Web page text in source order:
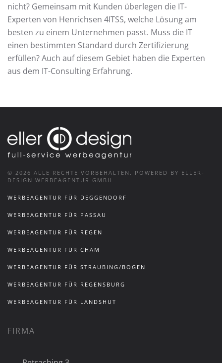
nicht? Gemeinsam mit Kunden überlegen die IT-
Experten von Henrichsen 4ITSS, welche Lösung am
besten zu einem Unternehmen passt. Muss die IT
einen bestimmten Standard durch Zertifizierung
erfüllen? Auch auf diesem Gebiet haben die Experten
aus dem IT-Consulting Erfahrung.
© 2026 ALLE RECHTE VORBEHALTEN. POWERED BY ELLER-
DESIGN WERBEAGENTUR GMBH
WERBEAGENTUR FÜR DEGGENDORF
WERBEAGENTUR FÜR PASSAU
WERBEAGENTUR FÜR REGEN
WERBEAGENTUR FÜR CHAM
WERBEAGENTUR FÜR STRAUBING/BOGEN
WERBEAGENTUR FÜR REGENSBURG
WERBEAGENTUR FÜR LANDSHUT
FIRMA